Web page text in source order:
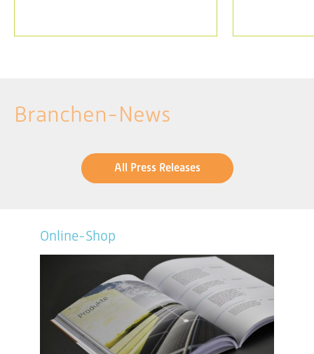
Branchen-News
All Press Releases
Online-Shop